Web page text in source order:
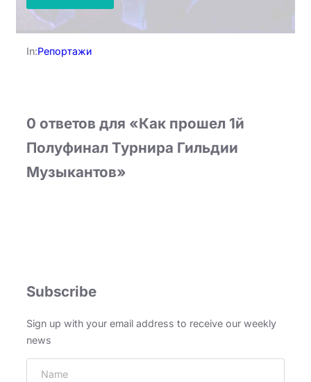
In:Репортажи
0 ответов для «Как прошел 1й
Полуфинал Турнира Гильдии
Музыкантов»
Subscribe
Sign up with your email address to receive our weekly
news